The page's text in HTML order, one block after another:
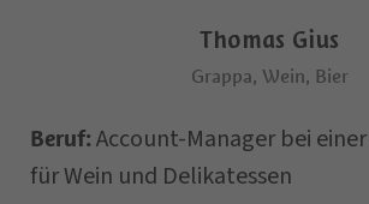
Thomas Gius
Grappa, Wein, Bier
Beruf:Account-Manager bei
für Wein und Delikatessen